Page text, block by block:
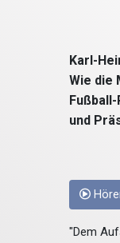
Karl-
Wie die
und
"Dem